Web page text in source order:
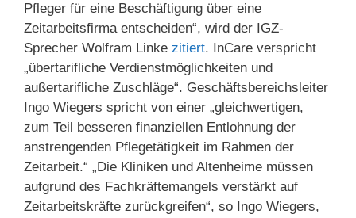
Pfleger für eine Beschäftigung über eine
Zeitarbeitsfirma entscheiden“, wird der IGZ-
Sprecher Wolfram Linke zitiert. InCare verspricht
„übertarifliche Verdienstmöglichkeiten und
außertarifliche Zuschläge“. Geschäftsbereichsleiter
Ingo Wiegers spricht von einer „gleichwertigen,
zum Teil besseren finanziellen Entlohnung der
anstrengenden Pflegetätigkeit im Rahmen der
Zeitarbeit.“ „Die Kliniken und Altenheime müssen
aufgrund des Fachkräftemangels verstärkt auf
Zeitarbeitskräfte zurückgreifen“, so Ingo Wiegers,